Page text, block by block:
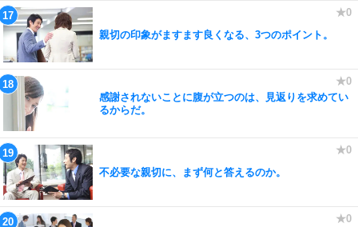
親切の印象がますます良くなる、3つのポイント。
感謝されないことに腹が立つのは、見返りを求めてい
るからだ。
不必要な親切に、まず何と答えるのか。